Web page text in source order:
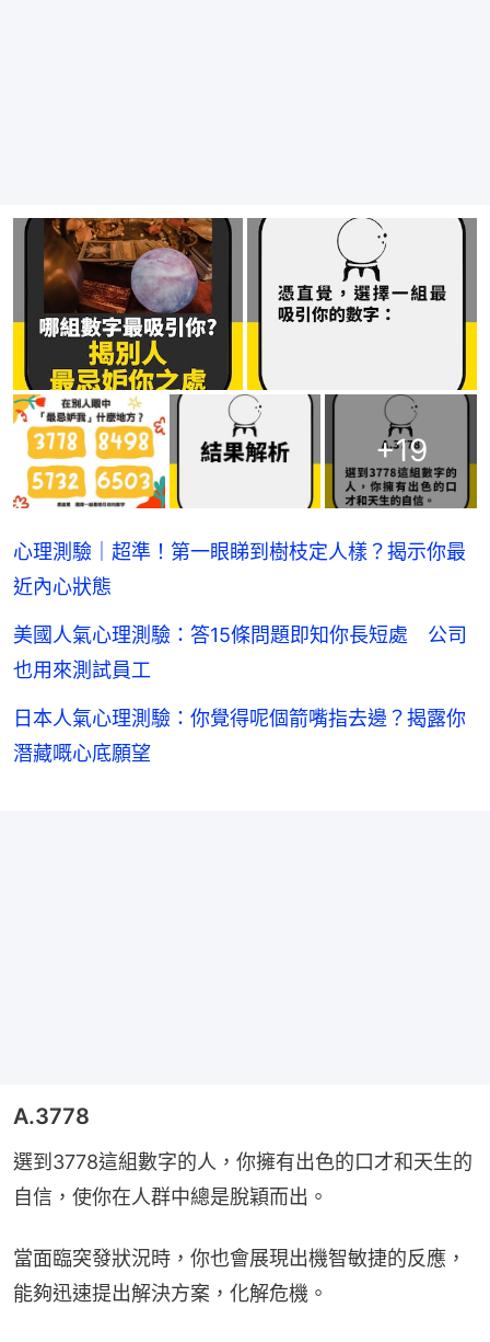
+19
心理測驗｜超準！第一眼睇到樹枝定人樣？揭示你最
近內心狀態
美國人氣心理測驗：答15條問題即知你長短處 公司
也用來測試員工
日本人氣心理測驗：你覺得呢個箭嘴指去邊？揭露你
潛藏嘅心底願望
A.3778
選到3778這組數字的人，你擁有出色的口才和天生的
自信，使你在人群中總是脫穎而出。
當面臨突發狀況時，你也會展現出機智敏捷的反應，
能夠迅速提出解決方案，化解危機。